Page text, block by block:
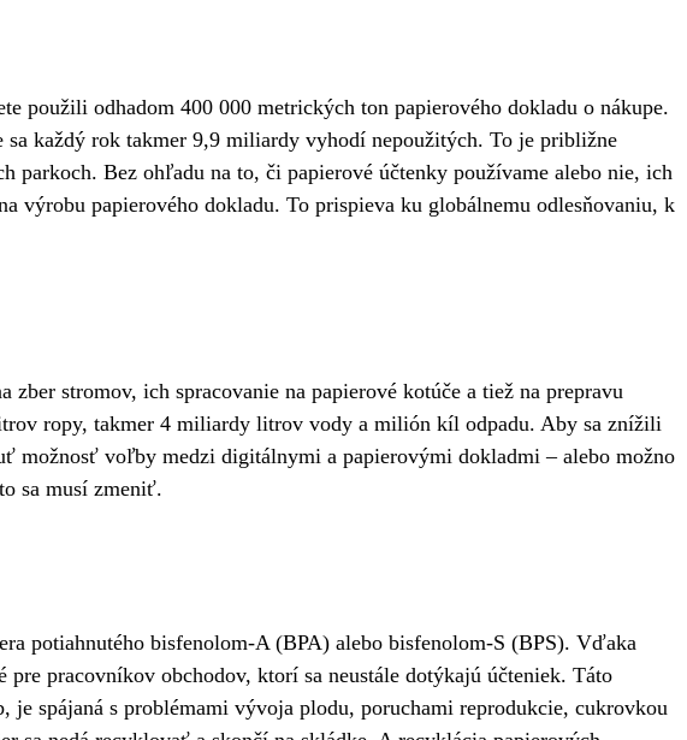
použili odhadom 400 000 metrických ton papierového dokladu o nákupe.
každý rok takmer 9,9 miliardy vyhodí nepoužitých. To je približne
Bez ohľadu na to, či papierové účtenky používame alebo nie, ich
výrobu papierového dokladu. To prispieva ku globálnemu odlesňovaniu, k
stromov, ich spracovanie na papierové kotúče a tiež na prepravu
ropy, takmer 4 miliardy litrov vody a milión kíl odpadu. Aby sa znížili
možnosť voľby medzi digitálnymi a papierovými dokladmi – alebo možno
sa musí zmeniť.
potiahnutého bisfenolom-A (BPA) alebo bisfenolom-S (BPS). Vďaka
pracovníkov obchodov, ktorí sa neustále dotýkajú účteniek. Táto
spájaná s problémami vývoja plodu, poruchami reprodukcie, cukrovkou